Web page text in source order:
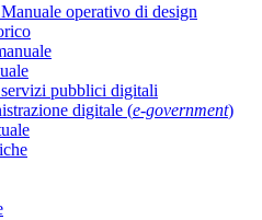
operativo di design
pubblici digitali
digitale (e-government)